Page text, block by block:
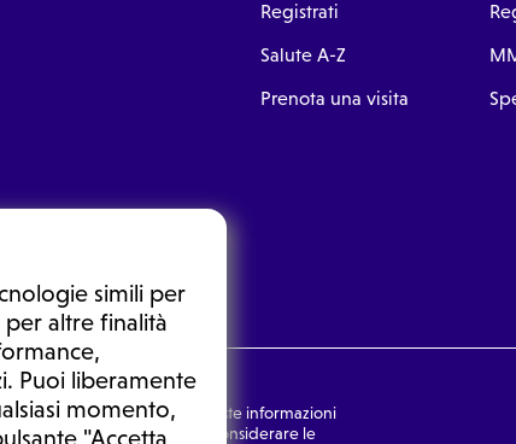
simili per
altre finalità
Puoi liberamente
momento,
"Accetta
Registrati
Salute A-Z
Prenota una visita
medico. In nessun caso, queste informazioni
dal medico. Non si devono considerare le